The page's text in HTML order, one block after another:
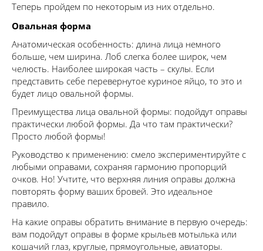
Теперь пройдем по некоторым из них отдельно.
Овальная форма
Анатомическая особенность: длина лица немного
больше, чем ширина. Лоб слегка более широк, чем
челюсть. Наиболее широкая часть – скулы. Если
представить себе перевернутое куриное яйцо, то это и
будет лицо овальной формы.
Преимущества лица овальной формы: подойдут оправы
практически любой формы. Да что там практически?
Просто любой формы!
Руководство к применению: смело экспериментируйте с
любыми оправами, сохраняя гармонию пропорций
очков. Но! Учтите, что верхняя линия оправы должна
повторять форму ваших бровей. Это идеальное
правило.
На какие оправы обратить внимание в первую очередь:
вам подойдут оправы в форме крыльев мотылька или
кошачий глаз, круглые, прямоугольные, авиаторы.